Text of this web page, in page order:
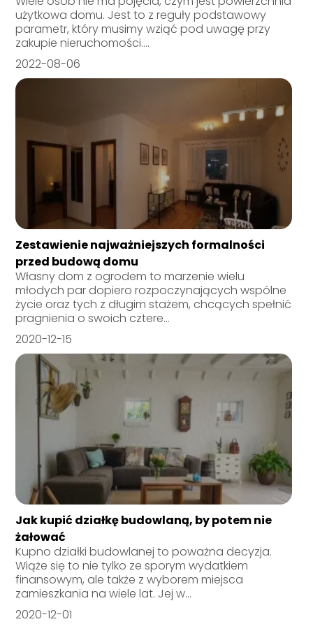
użytkowa domu. Jest to z reguły podstawowy
parametr, który musimy wziąć pod uwagę przy
zakupie nieruchomości....
2022-08-06
Zestawienie najważniejszych formalności
przed budową domu
Własny dom z ogrodem to marzenie wielu
młodych par dopiero rozpoczynających wspólne
życie oraz tych z długim stażem, chcących spełnić
pragnienia o swoich cztere...
2020-12-15
Jak kupić działkę budowlaną, by potem nie
żałować
Kupno działki budowlanej to poważna decyzja.
Wiąże się to nie tylko ze sporym wydatkiem
finansowym, ale także z wyborem miejsca
zamieszkania na wiele lat. Jej w...
2020-12-01